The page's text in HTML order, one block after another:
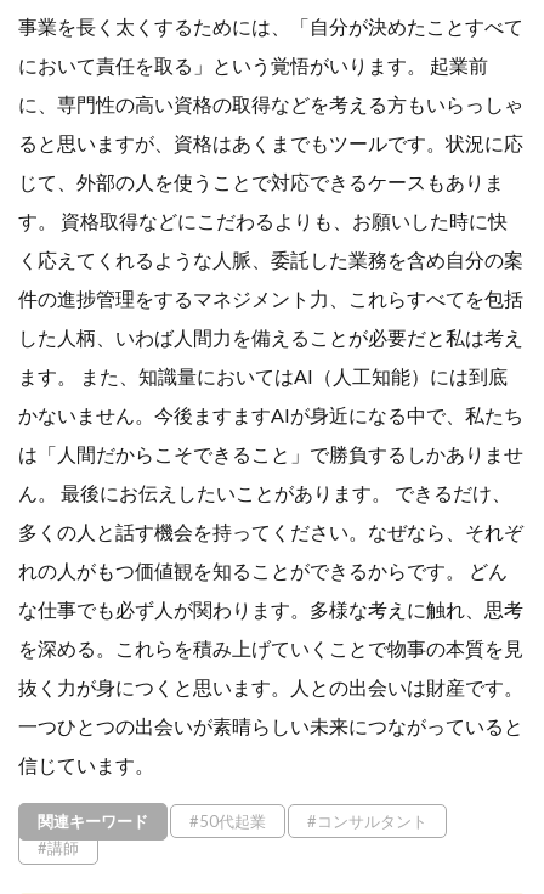
事業を長く太くするためには、「自分が決めたことすべて
において責任を取る」という覚悟がいります。 起業前
に、専門性の高い資格の取得などを考える方もいらっしゃ
ると思いますが、資格はあくまでもツールです。状況に応
じて、外部の人を使うことで対応できるケースもありま
す。 資格取得などにこだわるよりも、お願いした時に快
く応えてくれるような人脈、委託した業務を含め自分の案
件の進捗管理をするマネジメント力、これらすべてを包括
した人柄、いわば人間力を備えることが必要だと私は考え
ます。 また、知識量においてはAI（人工知能）には到底
かないません。今後ますますAIが身近になる中で、私たち
は「人間だからこそできること」で勝負するしかありませ
ん。 最後にお伝えしたいことがあります。 できるだけ、
多くの人と話す機会を持ってください。なぜなら、それぞ
れの人がもつ価値観を知ることができるからです。 どん
な仕事でも必ず人が関わります。多様な考えに触れ、思考
を深める。これらを積み上げていくことで物事の本質を見
抜く力が身につくと思います。人との出会いは財産です。
一つひとつの出会いが素晴らしい未来につながっていると
信じています。
関連キーワード #50代起業
#コンサルタント
#講師